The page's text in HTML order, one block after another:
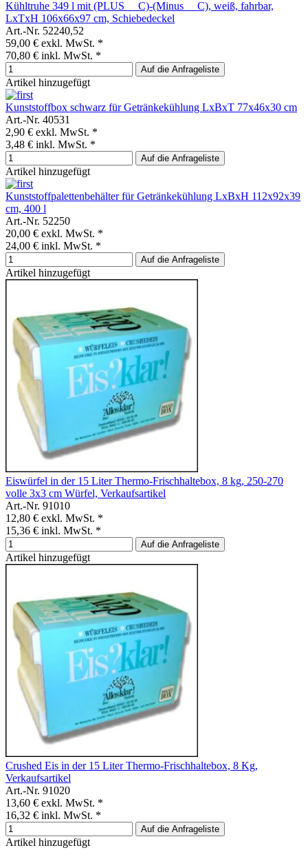
Kühltruhe 349 l mit (PLUS __C)-(Minus __C), weiß, fahrbar,
LxTxH 106x66x97 cm, Schiebedeckel
Art.-Nr. 52240,52
59,00 € exkl. MwSt. *
70,80 € inkl. MwSt. *
Auf die Anfrageliste
Artikel hinzugefügt
Kunststoffbox schwarz für Getränkekühlung LxBxT 77x46x30 cm
Art.-Nr. 40531
2,90 € exkl. MwSt. *
3,48 € inkl. MwSt. *
Auf die Anfrageliste
Artikel hinzugefügt
Kunststoffpalettenbehälter für Getränkekühlung LxBxH 112x92x39
cm, 400 l
Art.-Nr. 52250
20,00 € exkl. MwSt. *
24,00 € inkl. MwSt. *
Auf die Anfrageliste
Artikel hinzugefügt
Eiswürfel in der 15 Liter Thermo-Frischhaltebox, 8 kg, 250-270
volle 3x3 cm Würfel, Verkaufsartikel
Art.-Nr. 91010
12,80 € exkl. MwSt. *
15,36 € inkl. MwSt. *
Auf die Anfrageliste
Artikel hinzugefügt
Crushed Eis in der 15 Liter Thermo-Frischhaltebox, 8 Kg,
Verkaufsartikel
Art.-Nr. 91020
13,60 € exkl. MwSt. *
16,32 € inkl. MwSt. *
Auf die Anfrageliste
Artikel hinzugefügt